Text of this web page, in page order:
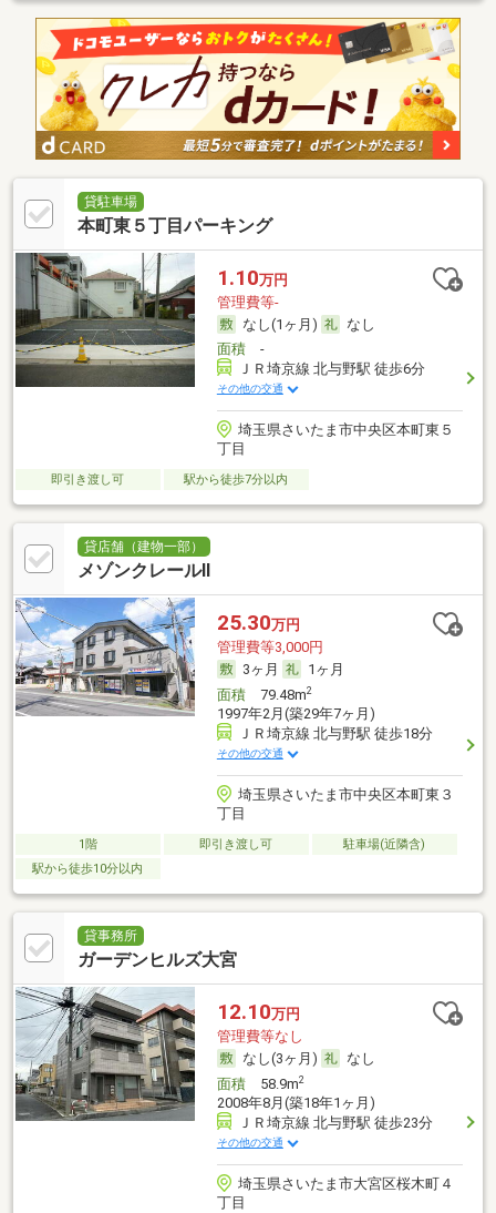
貸駐車場
本町東５丁目パーキング
1.10万円
管理費等-
なし(1ヶ月)
なし
面積-
ＪＲ埼京線 北与野駅 徒歩6分
その他の交通
埼玉県さいたま市中央区本町東５
丁目
即引き渡し可 駅から徒歩7分以内
貸店舗（建物一部）
メゾンクレールⅡ
25.30万円
管理費等3,000円
3ヶ月
1ヶ月
面積79.48m2
1997年2月(築29年7ヶ月)
ＪＲ埼京線 北与野駅 徒歩18分
その他の交通
埼玉県さいたま市中央区本町東３
丁目
1階 即引き渡し可
駐車場(近隣含)
駅から徒歩10分以内
貸事務所
ガーデンヒルズ大宮
12.10万円
管理費等なし
なし(3ヶ月)
なし
面積58.9m2
2008年8月(築18年1ヶ月)
ＪＲ埼京線 北与野駅 徒歩23分
その他の交通
埼玉県さいたま市大宮区桜木町４
丁目